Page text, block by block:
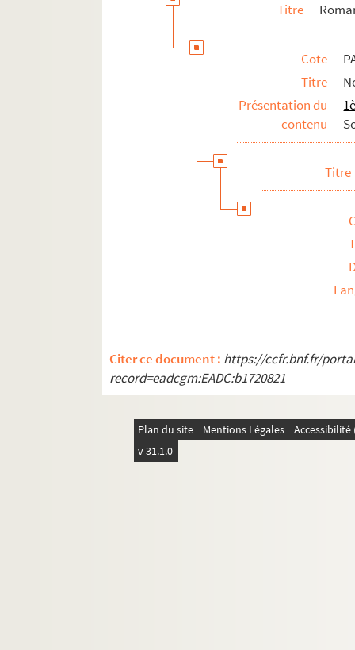
Titre
Cote
Titre
Présentation du
contenu
Titre
Citer ce document : https://ccfr.bnf.fr/
record=eadcgm:EADC:b1720821
Plan du site Mentions Légales
v 31.1.0